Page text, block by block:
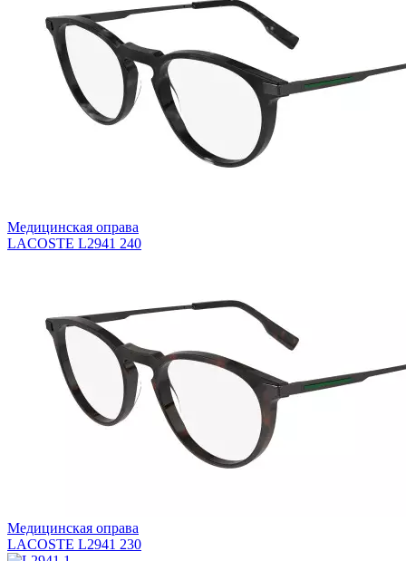
Медицинская оправа
LACOSTE L2941 240
Медицинская оправа
LACOSTE L2941 230